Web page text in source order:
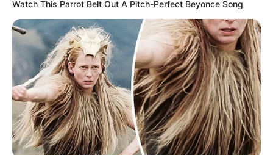
Watch This Parrot Belt Out A Pitch-Perfect Beyonce Song